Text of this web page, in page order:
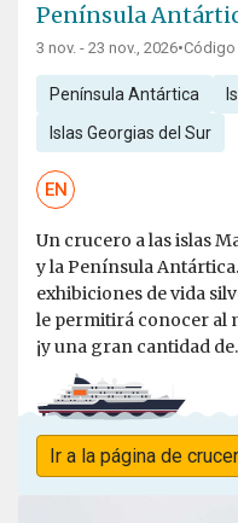
Península
3 nov. - 23 nov., 2026•Código
Península Antártica
Islas Georgias del Sur
EN
Un crucero a las islas
y la Península
exhibiciones de vida
le permitirá conocer al
¡y una gran cantidad
Ir a la página de